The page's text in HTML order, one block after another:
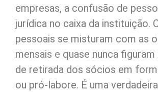
empresas, a confusão de
jurídica no caixa da instituição.
pessoais se misturam com as
mensais e quase nunca figuram
de retirada dos sócios em
ou pró-labore. É uma